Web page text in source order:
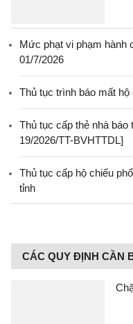
Mức phạt vi phạm hành
01/7/2026
Thủ tục trình báo mất
Thủ tục cấp thẻ nhà
19/2026/TT-BVHTTDL]
Thủ tục cấp hộ chiếu
tỉnh
CÁC QUY ĐỊNH CẦN